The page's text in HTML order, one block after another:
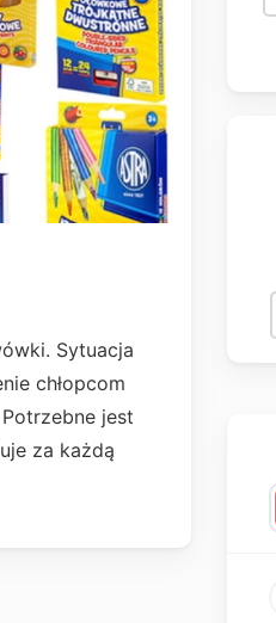
Sytuacja
chłopcom
jest
za każdą